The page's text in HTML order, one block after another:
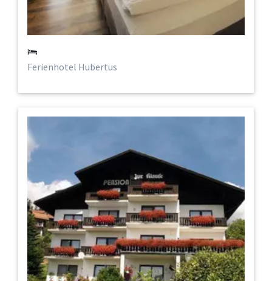
Ferienhotel Hubertus